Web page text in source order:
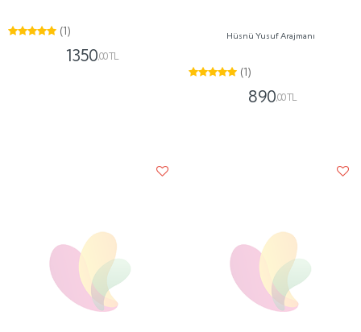
(1)
1350,00 TL
(1)